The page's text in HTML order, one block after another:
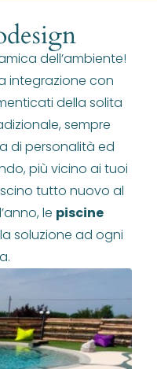
dell’ambiente!
integrazione con
della solita
sempre
di personalità ed
più vicino ai tuoi
tutto nuovo al
le piscine
soluzione ad ogni